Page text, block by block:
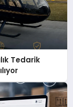
Tedarik